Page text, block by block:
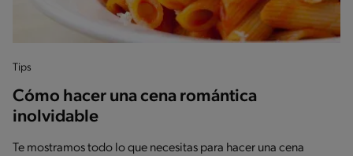
Tips
Cómo hacer una cena romántica
inolvidable
Te mostramos todo lo que necesitas para hacer una cena